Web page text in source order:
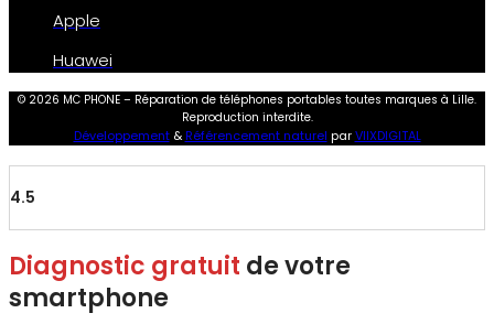
Apple
Huawei
© 2026 MC PHONE – Réparation de téléphones portables toutes marques à Lille.
Reproduction interdite.
Développement& Référencement naturel parVIIXDIGITAL
4.5
Diagnostic gratuit de votre
smartphone